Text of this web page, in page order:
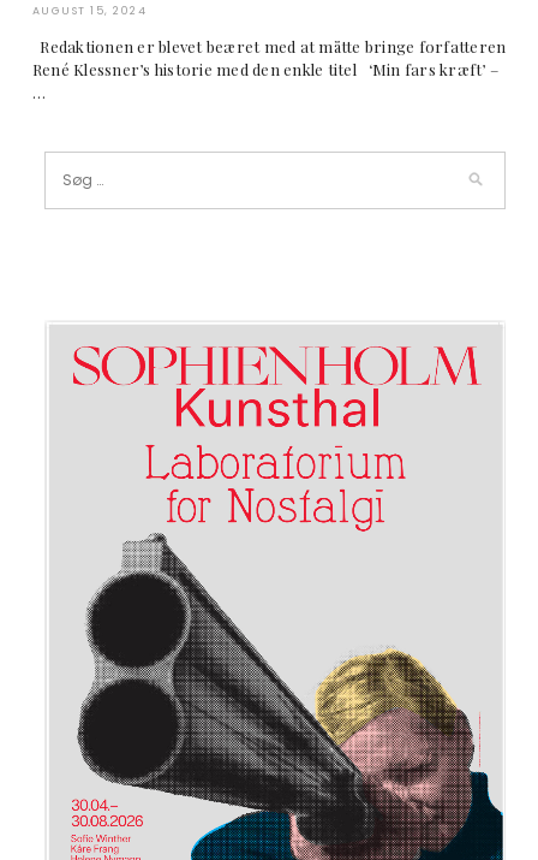
AUGUST 15, 2024
Redaktionen er blevet beæret med at måtte bringe forfatteren
René Klessner’s historie med den enkle titel ‘Min fars kræft’ –
…